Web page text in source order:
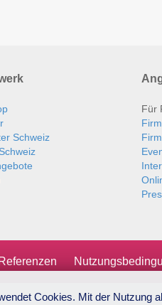
Schweiz
Für
Referenzen
Cookies. Mit der Nutzung